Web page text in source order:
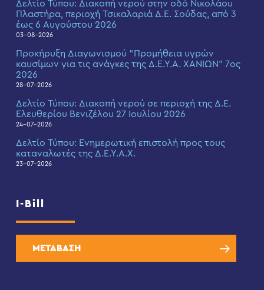
Δελτίο Τύπου: Διακοπή νερού στην οδό Νικολάου
Πλαστήρα, περιοχή Τσικαλαριά Δ.Ε. Σούδας, από 3
έως 6 Αυγούστου 2026
03-08-2026
Προκήρυξη Διαγωνισμού “Προμήθεια υγρών
καυσίμων για τις ανάγκες της Δ.Ε.Υ.Α. ΧΑΝΙΩΝ” 7ος
2026
28-07-2026
Δελτίο Τύπου: Διακοπή νερού σε περιοχή της Δ.Ε.
Ελευθερίου Βενιζέλου 27 Ιουλίου 2026
24-07-2026
Δελτίο Τύπου: Eνημερωτική επιστολή προς τους
καταναλωτές της Δ.Ε.Υ.Α.Χ.
23-07-2026
I-Bill
ΜΕΤΑΒΑΣΗ